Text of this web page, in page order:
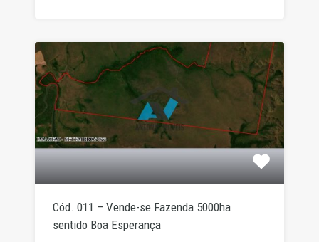
Cód. 011 – Vende-se Fazenda 5000ha
sentido Boa Esperança